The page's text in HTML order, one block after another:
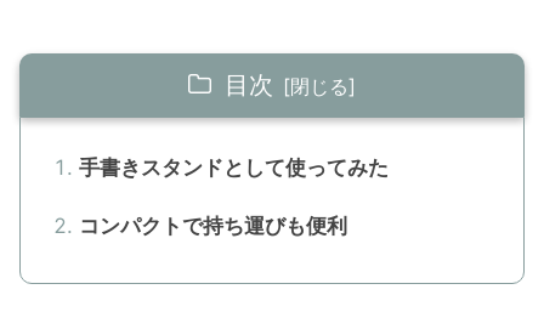
目次
手書きスタンドとして使ってみた
コンパクトで持ち運びも便利